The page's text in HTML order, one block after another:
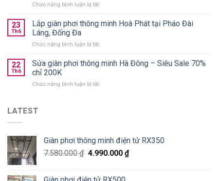
hãng
từ
gấp
nên
nào
Chức năng bình luận bị tắtở
giàn
Xuân
West
số
23
Th6
Lắp giàn phơi thông minh Hoà Phát tại Pháo Đài
Láng, Đống Đa
Chức năng bình luận bị tắtở
giàn
phơi
minh
Đống
Đa
22
Th6
Sửa giàn phơi thông minh Hà Đông – Siêu Sale 70%
chỉ 200K
Chức năng bình luận bị tắtở
Đông
–
Siêu
LATEST
Giàn phơi thông minh điện tử RX350
7.580.000₫ 4.990.000 ₫